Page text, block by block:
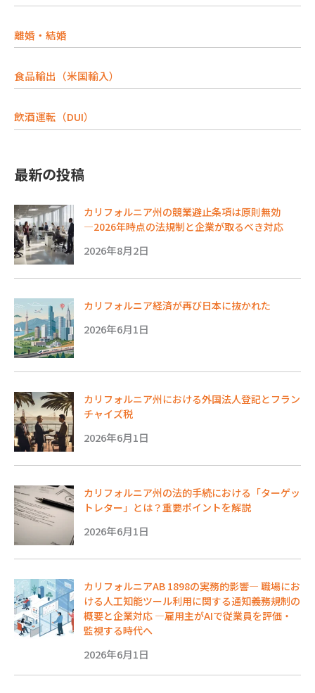
離婚・結婚
食品輸出（米国輸入）
飲酒運転（DUI）
最新の投稿
カリフォルニア州の競業避止条項は原則無効
―2026年時点の法規制と企業が取るべき対応
2026年8月2日
カリフォルニア経済が再び日本に抜かれた
2026年6月1日
カリフォルニア州における外国法人登記とフラン
チャイズ税
2026年6月1日
カリフォルニア州の法的手続における「ターゲッ
トレター」とは？重要ポイントを解説
2026年6月1日
カリフォルニアAB 1898の実務的影響― 職場にお
ける人工知能ツール利用に関する通知義務規制の
概要と企業対応 ―雇用主がAIで従業員を評価・
監視する時代へ
2026年6月1日